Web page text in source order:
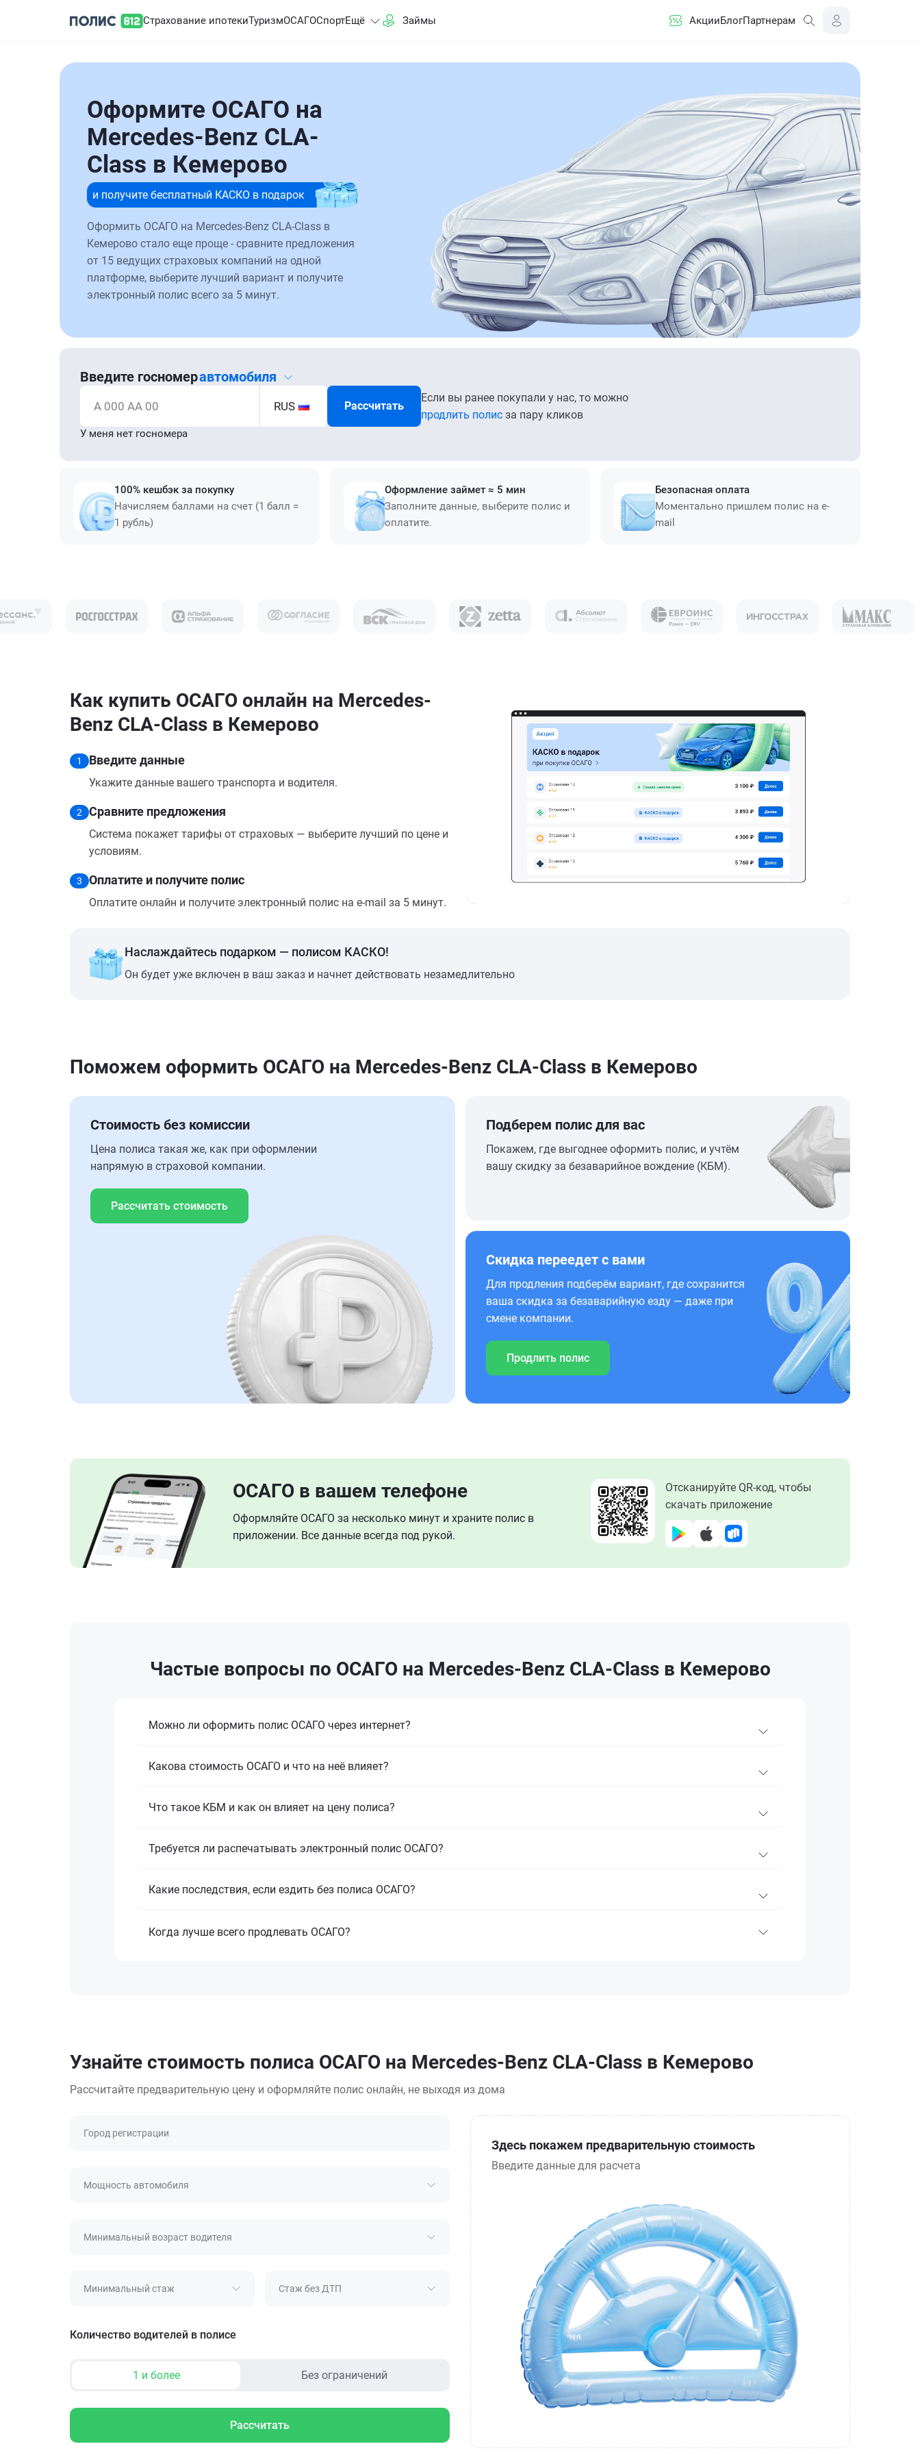
Страхование ипотекиТуризмОСАГОСпортЕщё Займы АкцииБлогПартнерам
Оформите ОСАГО на
Mercedes-Benz CLA-
Class в Кемерово
и получите бесплатный КАСКО в подарок
Оформить ОСАГО на Mercedes-Benz CLA-Class в
Кемерово стало еще проще - сравните предложения
от 15 ведущих страховых компаний на одной
платформе, выберите лучший вариант и получите
электронный полис всего за 5 минут.
Введите госномеравтомобиля
А 000 АА 00 RUS Рассчитать
Если вы ранее покупали у нас, то можно
продлить полис за пару кликов
У меня нет госномера
100% кешбэк за покупку
Начисляем баллами на счет (1 балл =
1 рубль)
Оформление займет ≈ 5 мин
Заполните данные, выберите полис и
оплатите.
Безопасная оплата
Моментально пришлем полис на e-
mail
Как купить ОСАГО онлайн на Mercedes-
Benz CLA-Class в Кемерово
1 Введите данные
Укажите данные вашего транспорта и водителя.
2 Сравните предложения
Система покажет тарифы от страховых — выберите лучший по цене и
условиям.
3 Оплатите и получите полис
Оплатите онлайн и получите электронный полис на e-mail за 5 минут.
Наслаждайтесь подарком — полисом КАСКО!
Он будет уже включен в ваш заказ и начнет действовать незамедлительно
Поможем оформить ОСАГО на Mercedes-Benz CLA-Class в Кемерово
Стоимость без комиссии
Цена полиса такая же, как при оформлении
напрямую в страховой компании.
Рассчитать стоимость
Подберем полис для вас
Покажем, где выгоднее оформить полис, и учтём
вашу скидку за безаварийное вождение (КБМ).
Скидка переедет с вами
Для продления подберём вариант, где сохранится
ваша скидка за безаварийную езду — даже при
смене компании.
Продлить полис
ОСАГО в вашем телефоне
Оформляйте ОСАГО за несколько минут и храните полис в
приложении. Все данные всегда под рукой.
Отсканируйте QR-код, чтобы
скачать приложение
Частые вопросы по ОСАГО на Mercedes-Benz CLA-Class в Кемерово
Можно ли оформить полис ОСАГО через интернет?
Какова стоимость ОСАГО и что на неё влияет?
Что такое КБМ и как он влияет на цену полиса?
Требуется ли распечатывать электронный полис ОСАГО?
Какие последствия, если ездить без полиса ОСАГО?
Когда лучше всего продлевать ОСАГО?
Узнайте стоимость полиса ОСАГО на Mercedes-Benz CLA-Class в Кемерово
Рассчитайте предварительную цену и оформляйте полис онлайн, не выходя из дома
Город регистрации
Мощность автомобиля
Минимальный возраст водителя
Минимальный стаж Стаж без ДТП
Количество водителей в полисе
1 и более Без ограничений
Рассчитать
Здесь покажем предварительную стоимость
Введите данные для расчета